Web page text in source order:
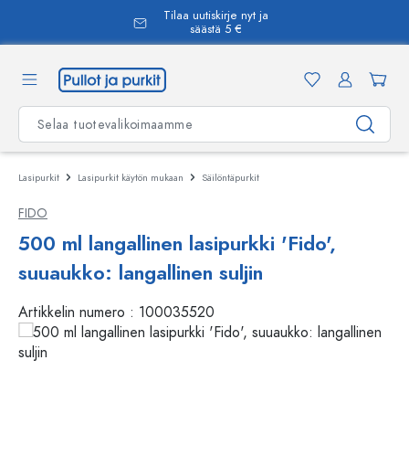
Tilaa uutiskirje nyt ja
säästä 5 €
Lasipurkit Lasipurkit käytön mukaan Säilöntäpurkit
FIDO
500 ml langallinen lasipurkki 'Fido',
suuaukko: langallinen suljin
Artikkelin numero : 100035520